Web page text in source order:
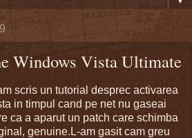
Windows Vista Ultimate
scris un tutorial desprec activarea
in timpul cand pe net nu gaseai
ca a aparut un patch care schimba
genuine.L-am gasit cam greu